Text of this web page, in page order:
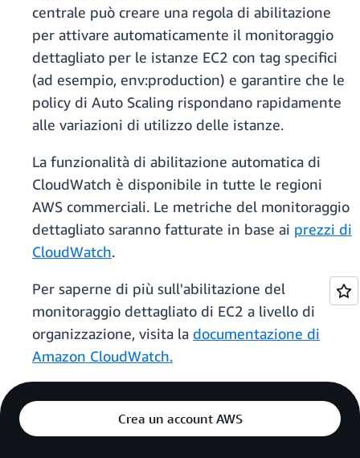
centrale può creare una regola di abilitazione
per attivare automaticamente il monitoraggio
dettagliato per le istanze EC2 con tag specifici
(ad esempio, env:production) e garantire che le
policy di Auto Scaling rispondano rapidamente
alle variazioni di utilizzo delle istanze.
La funzionalità di abilitazione automatica di
CloudWatch è disponibile in tutte le regioni
AWS commerciali. Le metriche del monitoraggio
dettagliato saranno fatturate in base ai prezzi di
CloudWatch.
Per saperne di più sull'abilitazione del
monitoraggio dettagliato di EC2 a livello di
organizzazione, visita la documentazione di
Amazon CloudWatch.
Crea un account AWS